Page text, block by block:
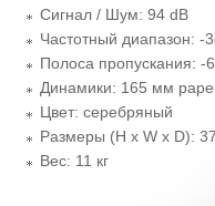
Сигнал / Шум: 94 dB
Частотный диапазон: -
Полоса пропускания: -
Динамики: 165 мм
Цвет: серебряный
Размеры (H x W x D):
Вес: 11 кг